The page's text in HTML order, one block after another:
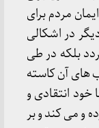
مردم برای
در اشکالی
بلکه در طی
های آن کاسته
انتقادی و
و می کند و بر